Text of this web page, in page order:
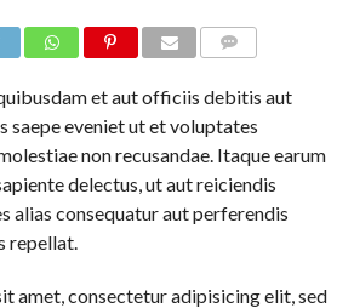
et aut officiis debitis aut
saepe eveniet ut et voluptates
non recusandae. Itaque earum
delectus, ut aut reiciendis
alias consequatur aut perferendis
repellat.
amet, consectetur adipisicing elit, sed